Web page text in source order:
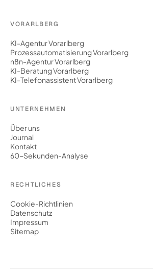
VORARLBERG
KI-Agentur Vorarlberg
Prozessautomatisierung Vorarlberg
n8n-Agentur Vorarlberg
KI-Beratung Vorarlberg
KI-Telefonassistent Vorarlberg
UNTERNEHMEN
Über uns
Journal
Kontakt
60-Sekunden-Analyse
RECHTLICHES
Cookie-Richtlinien
Datenschutz
Impressum
Sitemap